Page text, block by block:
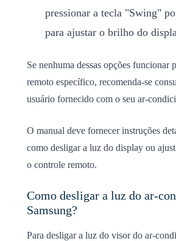
pressionar a tecla "Swing"
para ajustar o brilho do
Se nenhuma dessas opções funcionar
remoto específico, recomenda-se
usuário fornecido com o seu ar-
O manual deve fornecer instruções
como desligar a luz do display ou
o controle remoto.
Como desligar a luz do ar-
Samsung?
Para desligar a luz do visor do ar-